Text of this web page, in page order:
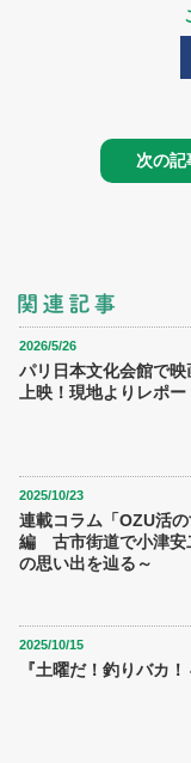
次の記
2026/5/26
パリ日本文化会館で
上映！現地よりレポ
2025/10/23
連載コラム「OZU活
編 古市街道で小津安
の思い出を辿る～
2025/10/15
『土曜だ！釣りバカ